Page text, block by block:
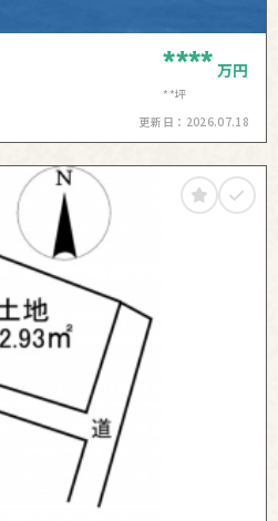
**** 万円
**坪
更新日： 2026.07.18